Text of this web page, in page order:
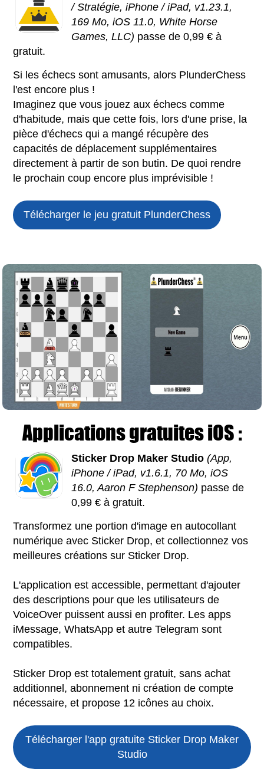
/ Stratégie, iPhone / iPad, v1.23.1,
169 Mo, iOS 11.0, White Horse
Games, LLC) passe de 0,99 € à
gratuit.
Si les échecs sont amusants, alors PlunderChess
l'est encore plus !
Imaginez que vous jouez aux échecs comme
d'habitude, mais que cette fois, lors d'une prise, la
pièce d'échecs qui a mangé récupère des
capacités de déplacement supplémentaires
directement à partir de son butin. De quoi rendre
le prochain coup encore plus imprévisible !
Télécharger le jeu gratuit PlunderChess
Applications gratuites iOS :
Sticker Drop Maker Studio (App,
iPhone / iPad, v1.6.1, 70 Mo, iOS
16.0, Aaron F Stephenson) passe de
0,99 € à gratuit.
Transformez une portion d'image en autocollant
numérique avec Sticker Drop, et collectionnez vos
meilleures créations sur Sticker Drop.
L'application est accessible, permettant d'ajouter
des descriptions pour que les utilisateurs de
VoiceOver puissent aussi en profiter. Les apps
iMessage, WhatsApp et autre Telegram sont
compatibles.
Sticker Drop est totalement gratuit, sans achat
additionnel, abonnement ni création de compte
nécessaire, et propose 12 icônes au choix.
Télécharger l'app gratuite Sticker Drop Maker
Studio